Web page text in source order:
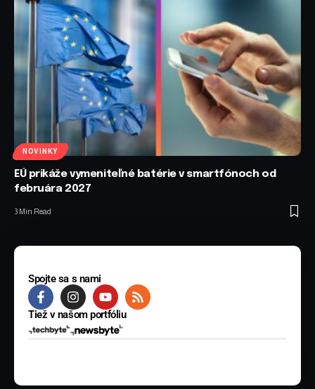
NOVINKY
EÚ prikáže vymeniteľné batérie v smartfónoch od
februára 2027
3 Min Read
Spojte sa s nami
Tiež v našom portfóliu